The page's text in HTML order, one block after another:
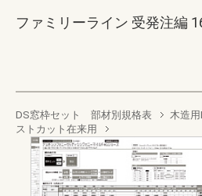
ファミリーライン 受発注編
DS窓枠セット 部材別規格表 木造用
ストカット在来用